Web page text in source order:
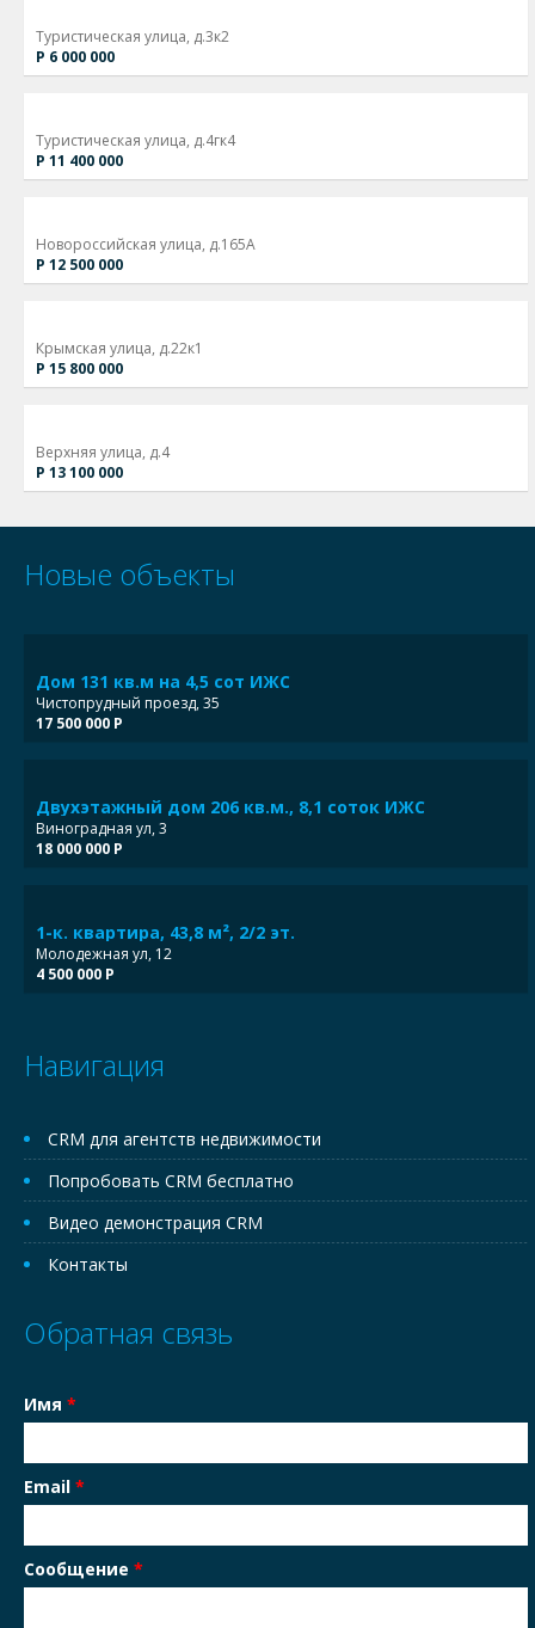
Туристическая улица, д.3к2
Р 6 000 000
Туристическая улица, д.4гк4
Р 11 400 000
Новороссийская улица, д.165А
Р 12 500 000
Крымская улица, д.22к1
Р 15 800 000
Верхняя улица, д.4
Р 13 100 000
Новые объекты
Дом 131 кв.м на 4,5 сот ИЖС
Чистопрудный проезд, 35
17 500 000 Р
Двухэтажный дом 206 кв.м., 8,1 соток ИЖС
Виноградная ул, 3
18 000 000 Р
1-к. квартира, 43,8 м², 2/2 эт.
Молодежная ул, 12
4 500 000 Р
Навигация
CRM для агентств недвижимости
Попробовать CRM бесплатно
Видео демонстрация CRM
Контакты
Обратная связь
Имя *
Email *
Сообщение *